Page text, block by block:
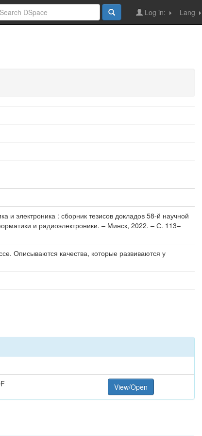
Lang
Log in:
и электроника : сборник тезисов докладов 58-й научной
и радиоэлектроники. – Минск, 2022. – С. 113–
Описываются качества, которые развиваются у
View/Open